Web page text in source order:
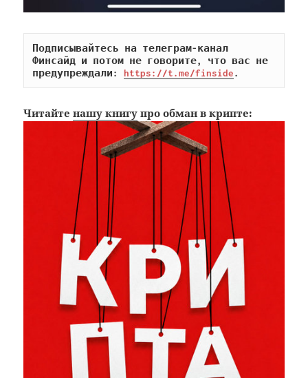
Подписывайтесь на телеграм-канал
Финсайд и потом не говорите, что вас не
предупреждали: https://t.me/finside.
Читайтенашу книгу про обман в крипте: